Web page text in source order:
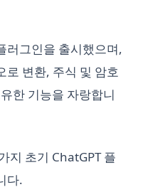
러그인을 출시했으며,
로 변환, 주식 및 암호
한 기능을 자랑합니
지 초기 ChatGPT 플
다.